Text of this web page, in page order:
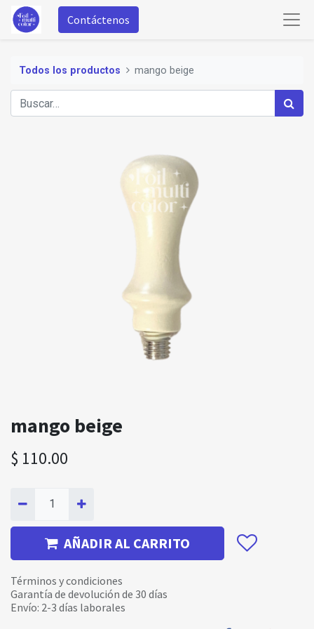
Contáctenos
Todos los productos mango beige
mango beige
$ 110.00
AÑADIR AL CARRITO
Términos y condiciones
Garantía de devolución de 30 días
Envío: 2-3 días laborales